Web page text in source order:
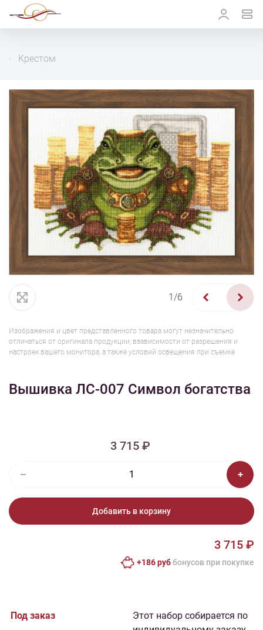
Крестом
1/6
Изображения и цвет представленного товара могут незначительно
отличаться от оригинала продукции, взависимости от разрешения и
настроек вашего монитора, а также условий освещения при съемке
Вышивка ЛС-007 Символ богатства
3 715 ₽
Добавить в корзину
3 715 ₽
+186 руббонусов при покупке
Под заказ
Этот набор собирается по